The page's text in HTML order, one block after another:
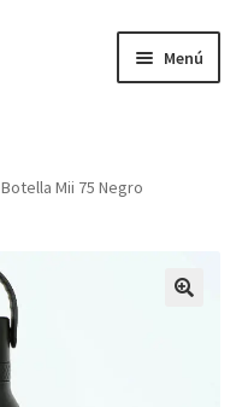
Menú
Botella Mii 75 Negro